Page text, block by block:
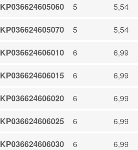
KP036624605060 5 5,54
KP036624605070 5 5,54
KP036624606010 6 6,99
KP036624606015 6 6,99
KP036624606020 6 6,99
KP036624606025 6 6,99
KP036624606030 6 6,99